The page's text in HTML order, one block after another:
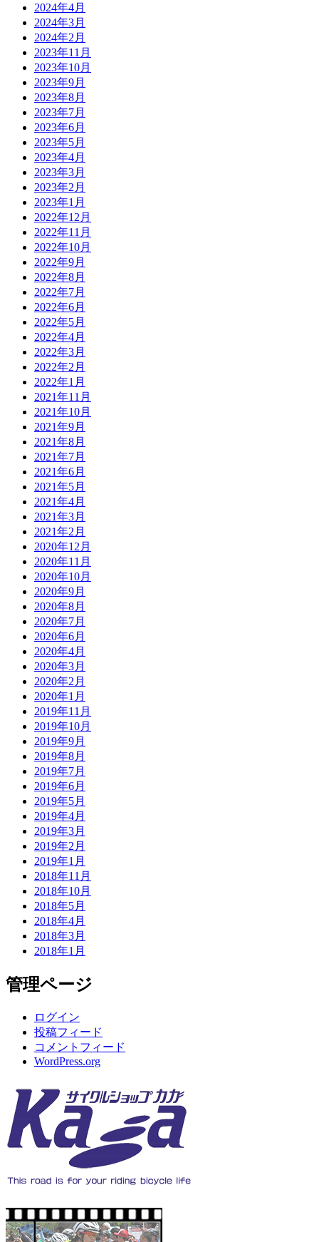
2024年4月
2024年3月
2024年2月
2023年11月
2023年10月
2023年9月
2023年8月
2023年7月
2023年6月
2023年5月
2023年4月
2023年3月
2023年2月
2023年1月
2022年12月
2022年11月
2022年10月
2022年9月
2022年8月
2022年7月
2022年6月
2022年5月
2022年4月
2022年3月
2022年2月
2022年1月
2021年11月
2021年10月
2021年9月
2021年8月
2021年7月
2021年6月
2021年5月
2021年4月
2021年3月
2021年2月
2020年12月
2020年11月
2020年10月
2020年9月
2020年8月
2020年7月
2020年6月
2020年4月
2020年3月
2020年2月
2020年1月
2019年11月
2019年10月
2019年9月
2019年8月
2019年7月
2019年6月
2019年5月
2019年4月
2019年3月
2019年2月
2019年1月
2018年11月
2018年10月
2018年5月
2018年4月
2018年3月
2018年1月
管理ページ
ログイン
投稿フィード
コメントフィード
WordPress.org